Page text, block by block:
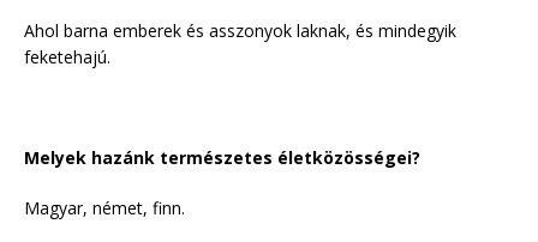
Ahol barna emberek és asszonyok laknak, és mindegyik
feketehajú.
Melyek hazánk természetes életközösségei?
Magyar, német, finn.